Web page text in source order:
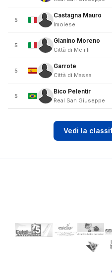
5
Castagna Mauro
Imolese
5
Gianino Moreno
Città di Melilli
5
Garrote
Città di Massa
5
Bico Pelentir
Real San Giuseppe
Vedi la